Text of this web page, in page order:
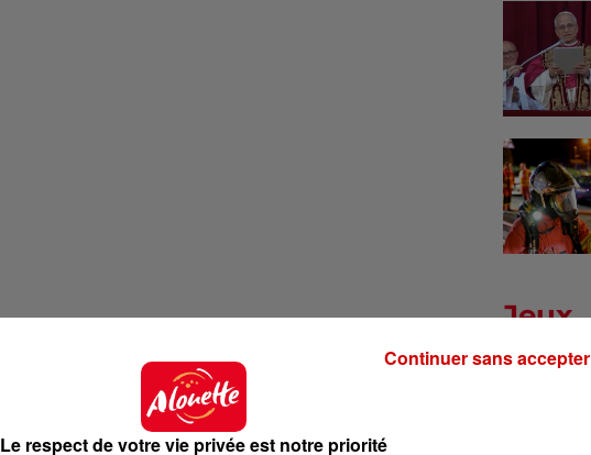
Jeux
Le respect de votre vie privée est notre priorité
Continuer sans accepter